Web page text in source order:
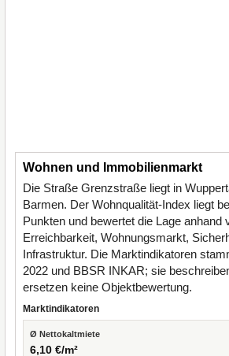
Wohnen und Immobilienmarkt
Die Straße Grenzstraße liegt in
Barmen. Der Wohnqualität-Index liegt
Punkten und bewertet die Lage anhand
Erreichbarkeit, Wohnungsmarkt,
Infrastruktur. Die Marktindikatoren
2022 und BBSR INKAR; sie
ersetzen keine Objektbewertung.
Marktindikatoren
Ø Nettokaltmiete
6,10 €/m²